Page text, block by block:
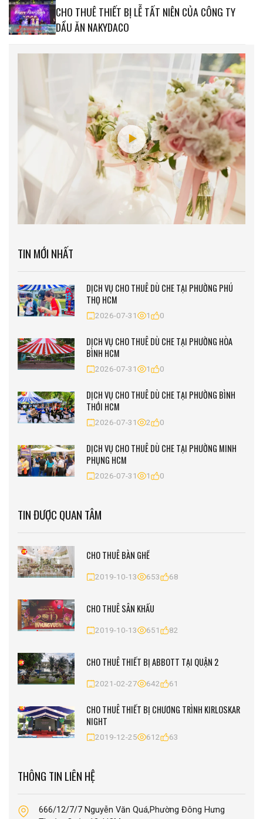
CHO THUÊ THIẾT BỊ LỄ TẤT NIÊN CỦA CÔNG TY
DẦU ĂN NAKYDACO
TIN MỚI NHẤT
DỊCH VỤ CHO THUÊ DÙ CHE TẠI PHƯỜNG PHÚ
THỌ HCM
2026-07-31 1 0
DỊCH VỤ CHO THUÊ DÙ CHE TẠI PHƯỜNG HÒA
BÌNH HCM
2026-07-31 1 0
DỊCH VỤ CHO THUÊ DÙ CHE TẠI PHƯỜNG BÌNH
THỚI HCM
2026-07-31 2 0
DỊCH VỤ CHO THUÊ DÙ CHE TẠI PHƯỜNG MINH
PHỤNG HCM
2026-07-31 1 0
TIN ĐƯỢC QUAN TÂM
CHO THUÊ BÀN GHẾ
2019-10-13 653 68
CHO THUÊ SÂN KHẤU
2019-10-13 651 82
CHO THUÊ THIẾT BỊ ABBOTT TẠI QUẬN 2
2021-02-27 642 61
CHO THUÊ THIẾT BỊ CHƯƠNG TRÌNH KIRLOSKAR
NIGHT
2019-12-25 612 63
THÔNG TIN LIÊN HỆ
666/12/7/7 Nguyễn Văn Quá,Phường Đông Hưng